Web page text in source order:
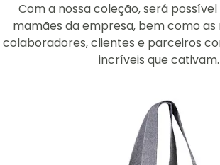
Com a nossa coleção, será
mamães da empresa, bem como as
colaboradores, clientes e parceiros
incríveis que cativam.